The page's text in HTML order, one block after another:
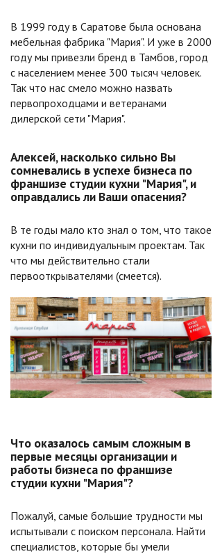
В 1999 году в Саратове была основана
мебельная фабрика "Мария". И уже в 2000
году мы привезли бренд в Тамбов, город
с населением менее 300 тысяч человек.
Так что нас смело можно назвать
первопроходцами и ветеранами
дилерской сети "Мария".
Алексей, насколько сильно Вы
сомневались в успехе бизнеса по
франшизе студии кухни "Мария", и
оправдались ли Ваши опасения?
В те годы мало кто знал о том, что такое
кухни по индивидуальным проектам. Так
что мы действительно стали
первооткрывателями (смеется).
Что оказалось самым сложным в
первые месяцы организации и
работы бизнеса по франшизе
студии кухни "Мария"?
Пожалуй, самые большие трудности мы
испытывали с поиском персонала. Найти
специалистов, которые бы умели